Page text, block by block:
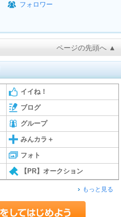
フォロワー
ページの先頭へ ▲
イイね！
ブログ
グループ
みんカラ＋
フォト
【PR】オークション
もっと見る